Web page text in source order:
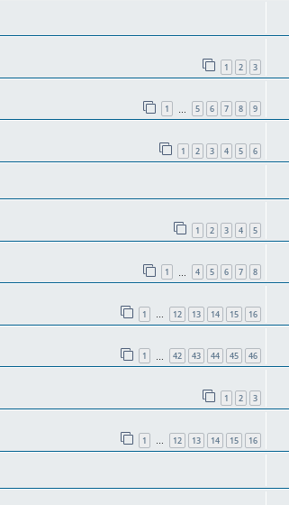
1 2 3
1 5 6 7 8 9
1 2 3 4 5 6
1 2 3 4 5
1 4 5 6 7 8
1 … 12 13 14 15 16
1 42 43 44 45 46
1 2 3
1 … 12 13 14 15 16